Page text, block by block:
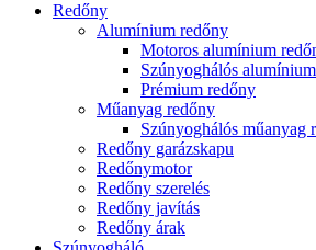
Redőny
Alumínium redőny
Motoros alumínium
Szúnyoghálós
Prémium redőny
Műanyag redőny
Szúnyoghálós műanyag
Redőny garázskapu
Redőnymotor
Redőny szerelés
Redőny javítás
Redőny árak